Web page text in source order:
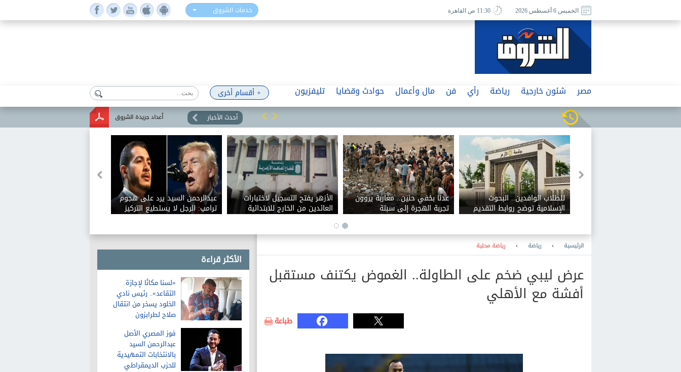
خدمات الشروق الخميس 6 أغسطس 2026 11:30 ص القاهرة
+ أقسام أخرى مصر شئون خارجية رياضة رأي فن مال وأعمال حوادث وقضايا تليفزيون
أعداد جريدة الشروق أحدث الأخبار
للطلاب الوافدين.. البحوث
الإسلامية توضح روابط التقديم
لتنسيق جامعة الأزهر وخطوات
عدنا بخفي حنين.. مغاربة يروون
تجربة الهجرة إلى سبتة
الأزهر يفتح التسجيل لاختبارات
العائدين من الخارج للابتدائية
والإعدادية.. الامتحانات 5 سبتمبر
عبدالرحمن السيد يرد على هجوم
ترامب: الرجل لا يستطيع التركيز
الأكثر قراءة
«لسنا مكانًا لإجازة
التقاعد».. رئيس نادي
الخلود يسخر من انتقال
صلاح لطرابزون
فوز المصري الأصل
عبدالرحمن السيد
بالانتخابات التمهيدية
للحزب الديمقراطي
الرئيسية › رياضة › رياضة محلية
عرض ليبي ضخم على الطاولة.. الغموض يكتنف مستقبل
أفشة مع الأهلي
طباعة